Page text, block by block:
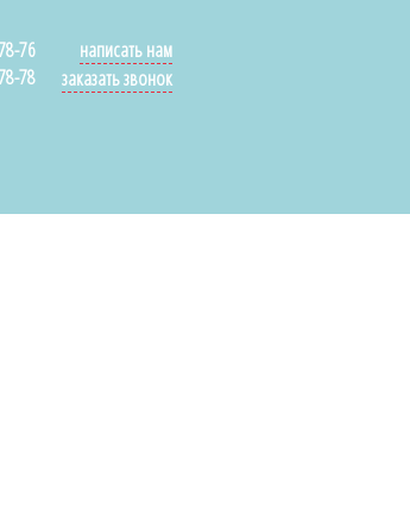
76
78
написать нам
заказать звонок